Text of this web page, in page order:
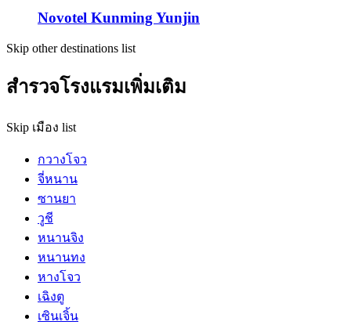
Novotel Kunming Yunjin
Skip other destinations list
สำรวจโรงแรมเพิ่มเติม
Skip เมือง list
กวางโจว
จี่หนาน
ซานยา
วูชี
หนานจิง
หนานทง
หางโจว
เฉิงตู
เซินเจิ้น